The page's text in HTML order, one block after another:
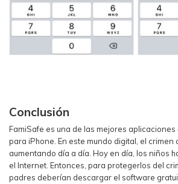
Conclusión
FamiSafe es una de las mejores
para iPhone. En este mundo digital, el crimen
aumentando día a día. Hoy en día, los niños
el Internet. Entonces, para protegerlos del
padres deberían descargar el software